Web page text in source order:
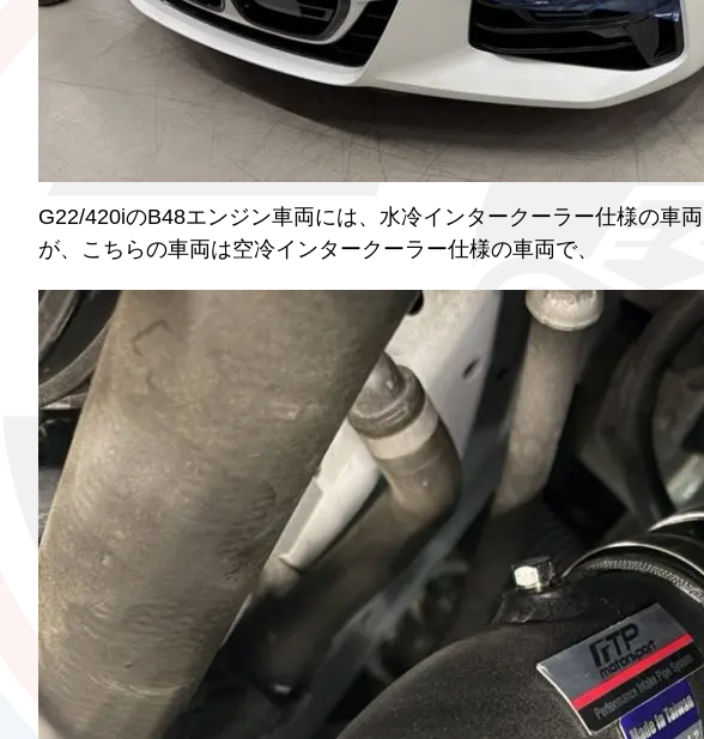
G22/420iのB48エンジン車両には、水冷インタークーラー仕様の車
が、こちらの車両は空冷インタークーラー仕様の車両で、